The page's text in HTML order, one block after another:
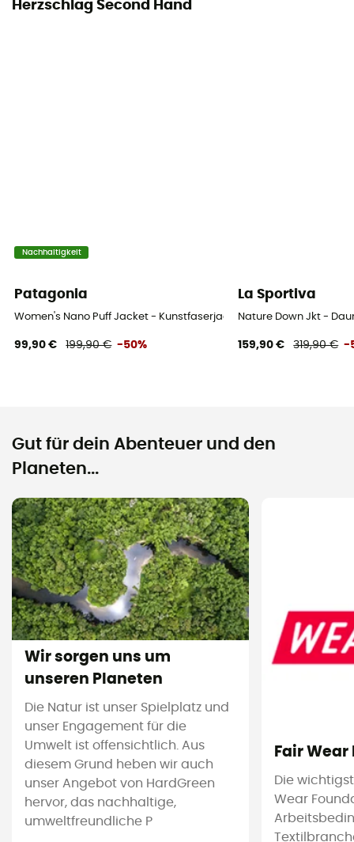
Herzschlag Second Hand
Nachhaltigkeit
Patagonia
Women's Nano Puff Jacket - Kunstfaserjacke - Damen
99,90 € 199,90 € -50%
La Sportiva
Nature Down Jkt -
159,90 € 319,90 € -
Gut für dein Abenteuer und den
Planeten...
Wir sorgen uns um
unseren Planeten
Die Natur ist unser Spielplatz und
unser Engagement für die
Umwelt ist offensichtlich. Aus
diesem Grund heben wir auch
unser Angebot von HardGreen
hervor, das nachhaltige,
umweltfreundliche P
Fair
Die
Wear